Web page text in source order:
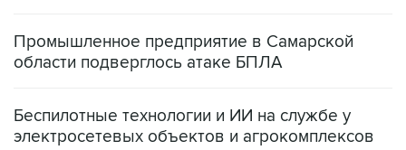
Промышленное предприятие в Самарской
области подверглось атаке БПЛА
Беспилотные технологии и ИИ на службе у
электросетевых объектов и агрокомплексов